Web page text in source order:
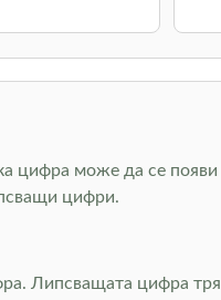
цифра може да се
цифри.
Липсващата цифра